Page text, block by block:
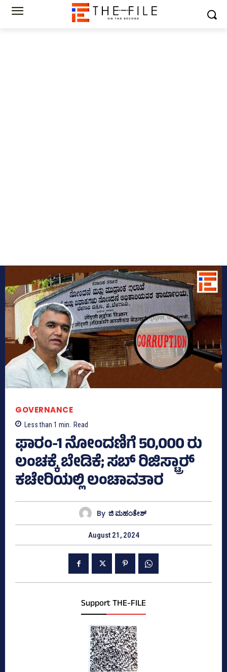
GOVERNANCE
Less than 1 min. Read
ಫಾರಂ-1 ನೋಂದಣಿಗೆ 50,000 ರು
ಲಂಚಕ್ಕೆ ಬೇಡಿಕೆ; ಸಬ್‌ ರಿಜಿಸ್ಟ್ರಾರ್‍‌
ಕಚೇರಿಯಲ್ಲಿ ಲಂಚಾವತಾರ
By ಜಿ ಮಹಂತೇಶ್
August 21, 2024
Support THE-FILE